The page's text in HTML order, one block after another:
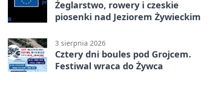
Żeglarstwo, rowery i czeskie
piosenki nad Jeziorem Żywieckim
3 sierpnia 2026
Cztery dni boules pod Grojcem.
Festiwal wraca do Żywca